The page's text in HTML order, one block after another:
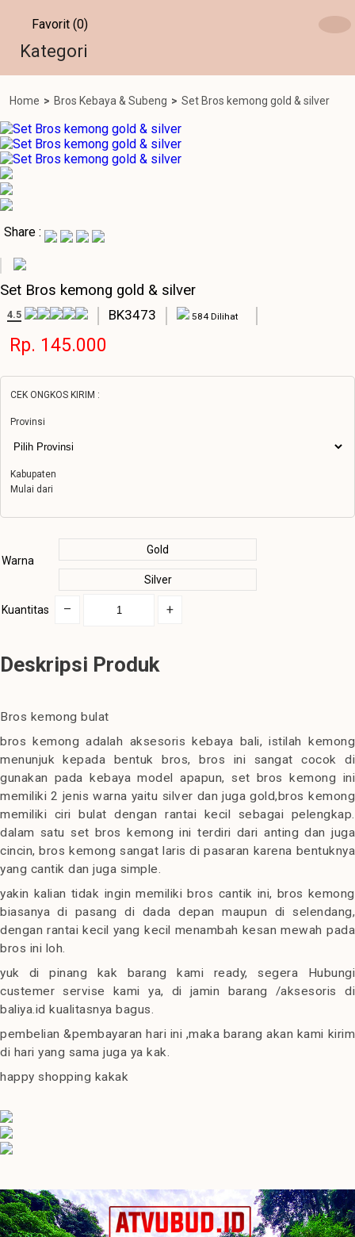
Kategori
Home > Bros Kebaya & Subeng > Set Bros kemong gold & silver
Share :
Favorit (0)
Set Bros kemong gold & silver
4.5 BK3473 584 Dilihat
Rp. 145.000
CEK ONGKOS KIRIM :
Provinsi
Kabupaten
Mulai dari
Warna
Gold
Silver
Kuantitas – +
Deskripsi Produk
Bros kemong bulat
bros kemong adalah aksesoris kebaya bali, istilah kemong
menunjuk kepada bentuk bros, bros ini sangat cocok di
gunakan pada kebaya model apapun, set bros kemong ini
memiliki 2 jenis warna yaitu silver dan juga gold,bros kemong
memiliki ciri bulat dengan rantai kecil sebagai pelengkap.
dalam satu set bros kemong ini terdiri dari anting dan juga
cincin, bros kemong sangat laris di pasaran karena bentuknya
yang cantik dan juga simple.
yakin kalian tidak ingin memiliki bros cantik ini, bros kemong
biasanya di pasang di dada depan maupun di selendang,
dengan rantai kecil yang kecil menambah kesan mewah pada
bros ini loh.
yuk di pinang kak barang kami ready, segera Hubungi
custemer servise kami ya, di jamin barang /aksesoris di
baliya.id kualitasnya bagus.
pembelian &pembayaran hari ini ,maka barang akan kami kirim
di hari yang sama juga ya kak.
happy shopping kakak